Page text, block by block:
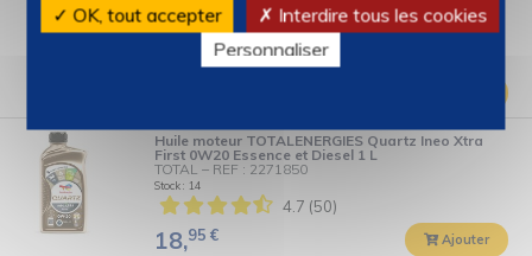
EC6 0W-20 1L
TOTALENERGIES–REF : 2789501
Stock : 9
5 (2)
Huile moteur TOTALENERGIES Quartz Ineo Xtra
First 0W20 Essence et Diesel 1 L
TOTAL – REF : 2271850
Stock : 14
4.7 (50)
18,95 € Ajouter
✓ OK, tout accepter
✗ Interdire tous les cookies
Personnaliser